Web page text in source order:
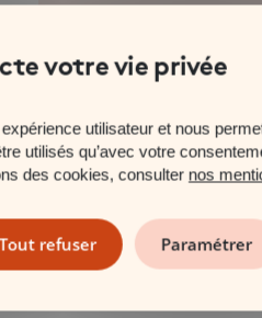
EN SAVOIR PLUS
SÉLECTIONNER
utilisateur et nous
utilisés qu’avec votre
des cookies, consulter nos
refuser Paramétrer